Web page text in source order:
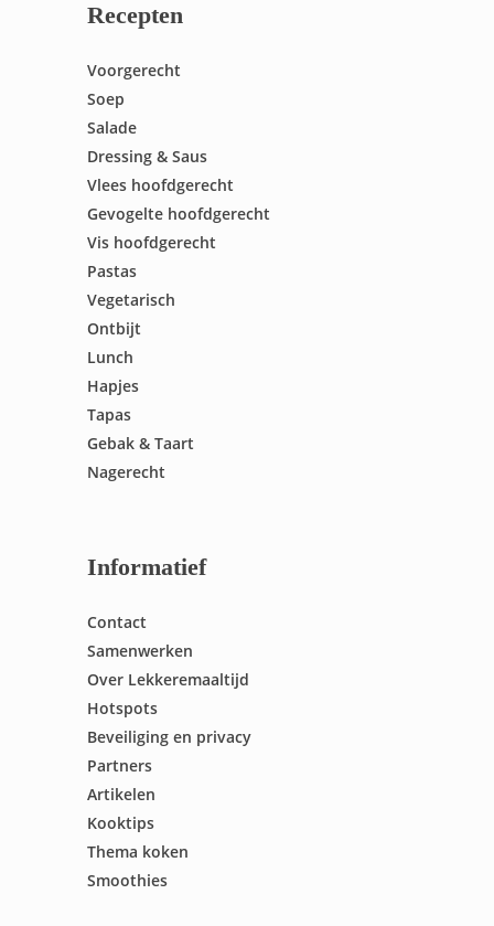
Recepten
Voorgerecht
Soep
Salade
Dressing & Saus
Vlees hoofdgerecht
Gevogelte hoofdgerecht
Vis hoofdgerecht
Pastas
Vegetarisch
Ontbijt
Lunch
Hapjes
Tapas
Gebak & Taart
Nagerecht
Informatief
Contact
Samenwerken
Over Lekkeremaaltijd
Hotspots
Beveiliging en privacy
Partners
Artikelen
Kooktips
Thema koken
Smoothies